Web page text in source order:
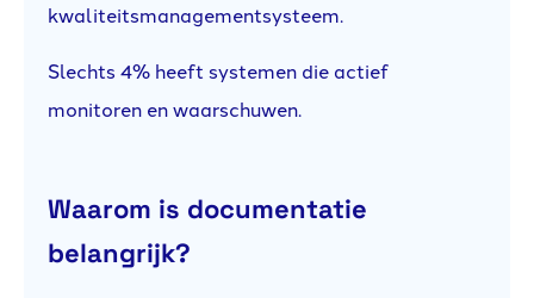
kwaliteitsmanagementsysteem.
Slechts 4% heeft systemen die actief
monitoren en waarschuwen.
Waarom is documentatie
belangrijk?